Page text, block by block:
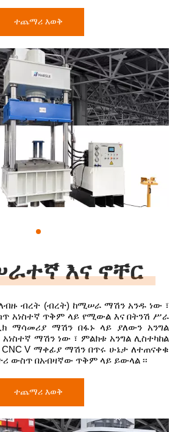
ተጨማሪ እወቅ
እና ኖቸር
ብረት (ብረት) ከሚሠራ ማሽን አንዱ ነው ፣
አነስተኛ ጥቅም ላይ የሚውል እና በትንሽ ሥራ
ማሳመሪያ ማሽን በፋኑ ላይ ያለውን አንግል
ማሽን ነው ፣ ምልክቱ አንግል ሊስተካከል
CNC V ማቀፊያ ማሽን በጥሩ ሁኔታ ለተጠናቀቁ
ውስጥ በአብዛኛው ጥቅም ላይ ይውላል ፡፡
ተጨማሪ እወቅ